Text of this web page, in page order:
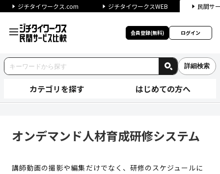
ジチタイワークス.com ジチタイワークスWEB 民間サ
会員登録(無料) ログイン
詳細検索
カテゴリを探す はじめての方へ
オンデマンド人材育成研修システム
講師動画の撮影や編集だけでなく、研修のスケジュールに